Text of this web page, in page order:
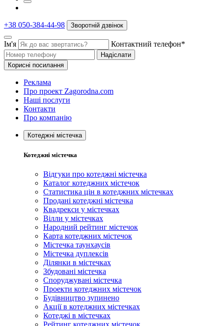
+38 050-384-44-98 Зворотній дзвінок
Ім'я Контактний телефон*
Надіслати
Корисні посилання
Реклама
Про проект Zagorodna.com
Наші послуги
Контакти
Про компанію
Котеджні містечка
Котеджні містечка
Відгуки про котеджні містечка
Каталог котеджних містечок
Статистика цін в котеджних містечках
Продані котеджні містечка
Квадрекси у містечках
Вілли у містечках
Народний рейтинг містечок
Карта котеджних містечок
Містечка таунхаусів
Містечка дуплексів
Ділянки в містечках
Збудовані містечка
Споруджувані містечка
Проекти котеджних містечок
Будівництво зупинено
Акції в котеджних містечках
Котеджі в містечках